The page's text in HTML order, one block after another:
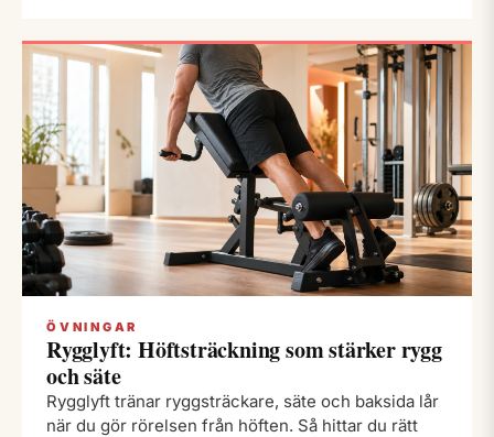
ÖVNINGAR
Rygglyft: Höftsträckning som stärker rygg
och säte
Rygglyft tränar ryggsträckare, säte och baksida lår
när du gör rörelsen från höften. Så hittar du rätt